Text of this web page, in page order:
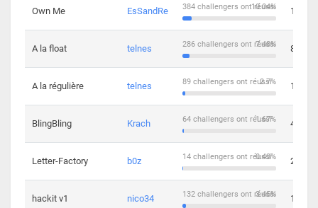
Own Me EsSandRe 10.04%
384 challengers ont réussi 13
A la float telnes 7.48%
286 challengers ont réussi 8
A la régulière telnes 2.7%
89 challengers ont réussi 10
BlingBling Krach 1.67%
64 challengers ont réussi 4
Letter-Factory b0z 0.43%
14 challengers ont réussi 2
hackit v1 nico34 3.45%
132 challengers ont réussi 12